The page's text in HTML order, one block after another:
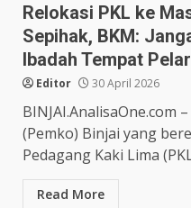
Relokasi PKL ke
Sepihak, BKM:
Ibadah Tempat
Editor 30 April 2026
BINJAI.AnalisaOne.com
(Pemko) Binjai yang
Pedagang Kaki Lima
Read More